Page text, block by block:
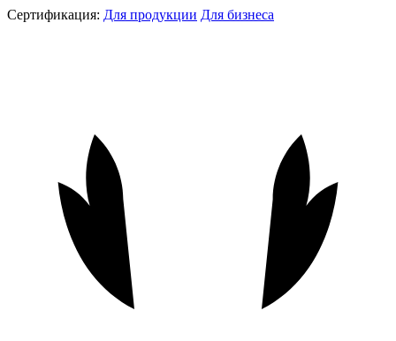
Сертификация: Для продукции Для бизнеса